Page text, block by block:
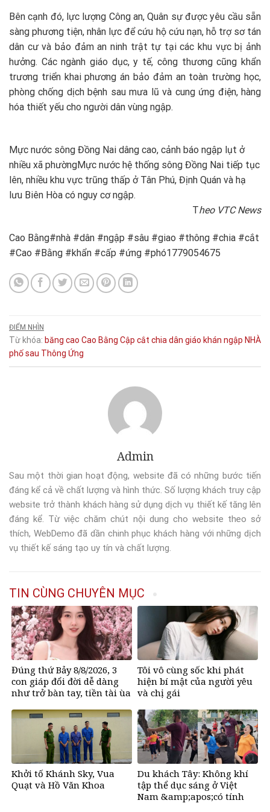
Bên cạnh đó, lực lượng Công an, Quân sự được yêu cầu sẵn
sàng phương tiện, nhân lực để cứu hộ cứu nạn, hỗ trợ sơ tán
dân cư và bảo đảm an ninh trật tự tại các khu vực bị ảnh
hưởng. Các ngành giáo dục, y tế, công thương cũng khẩn
trương triển khai phương án bảo đảm an toàn trường học,
phòng chống dịch bệnh sau mưa lũ và cung ứng điện, hàng
hóa thiết yếu cho người dân vùng ngập.
Mực nước sông Đồng Nai dâng cao, cảnh báo ngập lụt ở
nhiều xã phườngMực nước hệ thống sông Đồng Nai tiếp tục
lên, nhiều khu vực trũng thấp ở Tân Phú, Định Quán và hạ
lưu Biên Hòa có nguy cơ ngập.
Theo VTC News
Cao Bằng#nhà #dân #ngập #sâu #giao #thông #chia #cắt
#Cao #Bằng #khẩn #cấp #ứng #phó1779054675
ĐIỂM NHÌN
Từ khóa: băng cao Cao Bằng Cập cắt chia dân giáo khán ngập NHÀ
phốsau Thông Ứng
Admin
Sau một thời gian hoạt động, website đã có những bước tiến
đáng kể cả về chất lượng và hình thức. Số lượng khách truy cập
website trở thành khách hàng sử dụng dịch vụ thiết kế tăng lên
đáng kể. Từ việc chăm chút nội dung cho website theo sở
thích, WebDemo đã dần chinh phục khách hàng với những dịch
vụ thiết kế sáng tạo uy tín và chất lượng.
TIN CÙNG CHUYÊN MỤC
Đúng thứ Bảy 8/8/2026, 3
con giáp đổi đời dễ dàng
như trở bàn tay, tiền tài ùa
đến
Tôi vô cùng sốc khi phát
hiện bí mật của người yêu
và chị gái
Khởi tố Khánh Sky, Vua
Quạt và Hồ Văn Khoa
Du khách Tây: Không khí
tập thể dục sáng ở Việt
Nam &amp;apos;có tính